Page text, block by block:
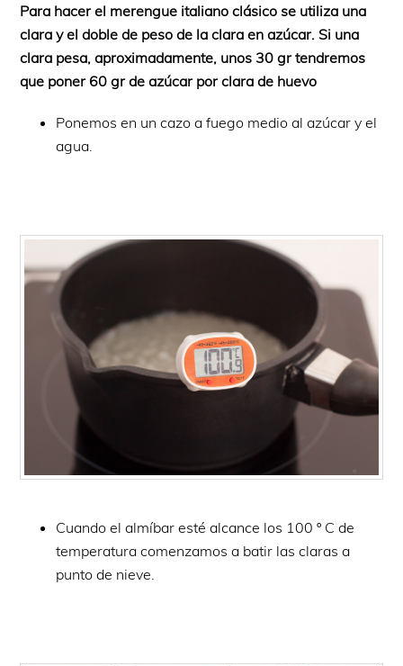
Para hacer el merengue italiano clásico se utiliza una
clara y el doble de peso de la clara en azúcar. Si una
clara pesa, aproximadamente, unos 30 gr tendremos
que poner 60 gr de azúcar por clara de huevo
Ponemos en un cazo a fuego medio al azúcar y el
agua.
Cuando el almíbar esté alcance los 100 º C de
temperatura comenzamos a batir las claras a
punto de nieve.